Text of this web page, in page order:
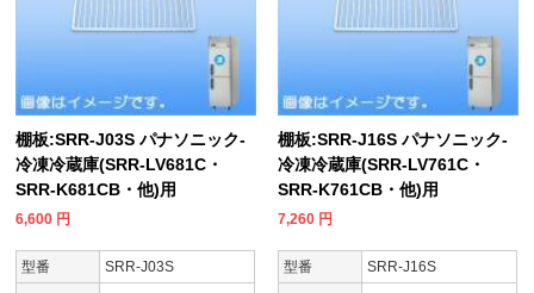
棚板:SRR-J03S パナソニック-
冷凍冷蔵庫(SRR-LV681C・
SRR-K681CB・他)用
6,600 円
型番
SRR-J03S
棚板:SRR-J16S パナソニック-
冷凍冷蔵庫(SRR-LV761C・
SRR-K761CB・他)用
7,260 円
型番
SRR-J16S